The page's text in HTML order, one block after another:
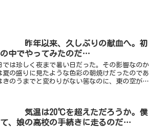
昨年以来、久しぶりの献血へ。初
中でやってみたのだ…
では珍しく夜まで暑い日だった。その影響なのか
夏の盛りに見たような色彩の朝焼けだったのであ
きのうまでと変わりがない筈なのに、東の空がい
気温は20℃を超えただろうか。僕
、娘の高校の手続きに走るのだ…